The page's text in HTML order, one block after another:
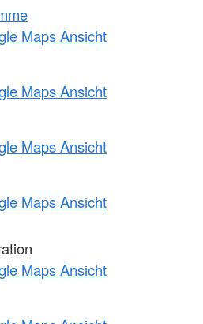
Maps Ansicht
Maps Ansicht
Maps Ansicht
Maps Ansicht
Maps Ansicht